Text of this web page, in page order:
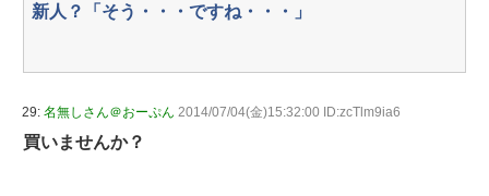
新人？「そう・・・ですね・・・」
29: 名無しさん＠おーぷん 2014/07/04(金)15:32:00 ID:zcTlm9ia6
買いませんか？